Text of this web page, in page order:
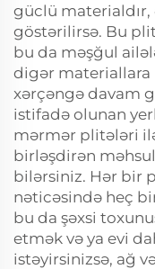
güclü materialdır,
göstərilirsə. Bu
bu da məşğul
digər materiallara
xərçəngə davam
istifadə olunan
mərmər plitələri
birləşdirən
bilərsiniz. Hər bir
nəticəsində heç
bu da şəxsi
etmək və ya evi
istəyirsinizsə, ağ